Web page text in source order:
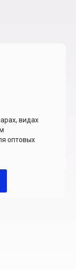
видах
оптовых